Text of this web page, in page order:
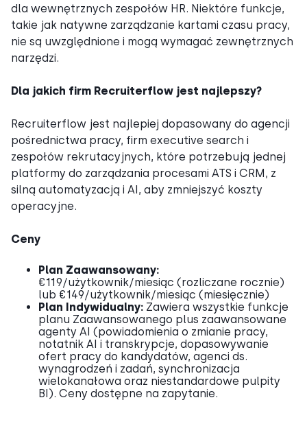
dla wewnętrznych zespołów HR. Niektóre funkcje,
takie jak natywne zarządzanie kartami czasu pracy,
nie są uwzględnione i mogą wymagać zewnętrznych
narzędzi.
Dla jakich firm Recruiterflow jest najlepszy?
Recruiterflow jest najlepiej dopasowany do agencji
pośrednictwa pracy, firm executive search i
zespołów rekrutacyjnych, które potrzebują jednej
platformy do zarządzania procesami ATS i CRM, z
silną automatyzacją i AI, aby zmniejszyć koszty
operacyjne.
Ceny
Plan Zaawansowany:
€119/użytkownik/miesiąc (rozliczane rocznie)
lub €149/użytkownik/miesiąc (miesięcznie)
Plan Indywidualny: Zawiera wszystkie funkcje
planu Zaawansowanego plus zaawansowane
agenty AI (powiadomienia o zmianie pracy,
notatnik AI i transkrypcje, dopasowywanie
ofert pracy do kandydatów, agenci ds.
wynagrodzeń i zadań, synchronizacja
wielokanałowa oraz niestandardowe pulpity
BI). Ceny dostępne na zapytanie.